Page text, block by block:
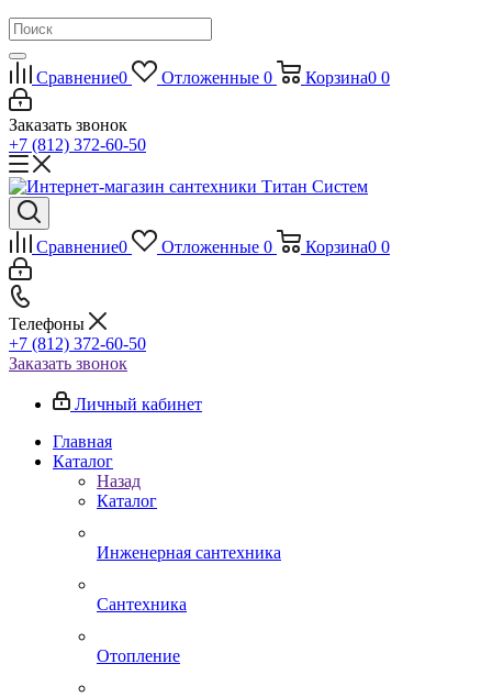
Сравнение0 Отложенные 0 Корзина0 0
Заказать звонок
+7 (812) 372-60-50
Сравнение0 Отложенные 0 Корзина0 0
Телефоны
+7 (812) 372-60-50
Заказать звонок
Личный кабинет
Главная
Каталог
Назад
Каталог
Инженерная сантехника
Сантехника
Отопление